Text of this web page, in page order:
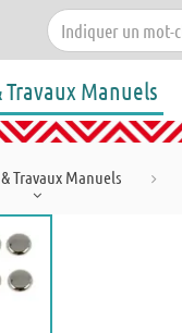
Travaux Manuels
Travaux Manuels